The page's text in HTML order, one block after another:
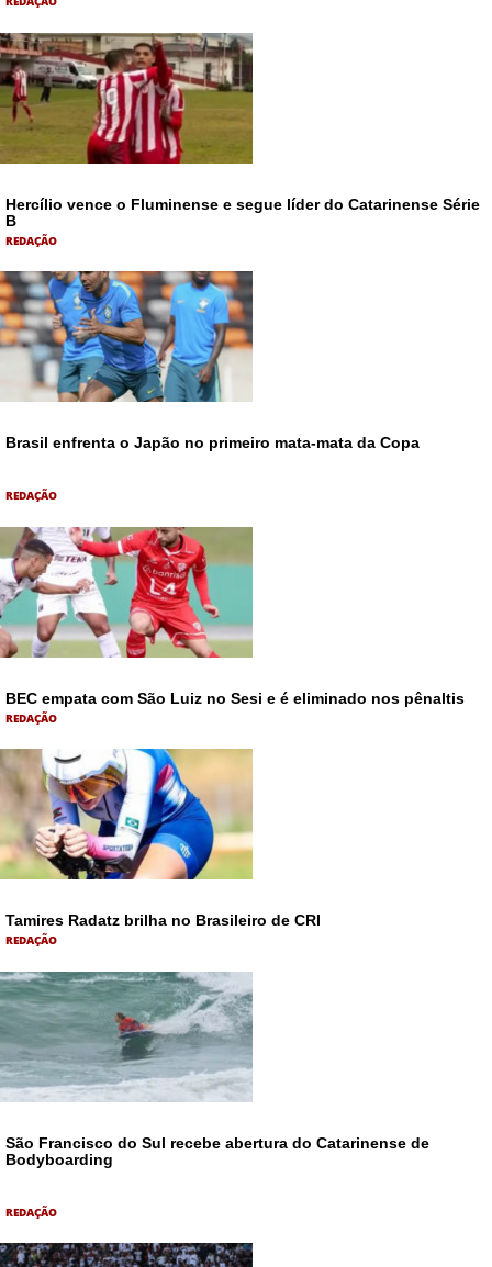
Hercílio vence o Fluminense e segue líder do Catarinense Série
B
REDAÇÃO
Brasil enfrenta o Japão no primeiro mata-mata da Copa
REDAÇÃO
BEC empata com São Luiz no Sesi e é eliminado nos pênaltis
REDAÇÃO
Tamires Radatz brilha no Brasileiro de CRI
REDAÇÃO
São Francisco do Sul recebe abertura do Catarinense de
Bodyboarding
REDAÇÃO